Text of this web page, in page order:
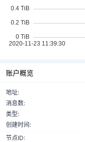
账户概览
地址:
消息数:
类型:
创建时间:
节点ID: